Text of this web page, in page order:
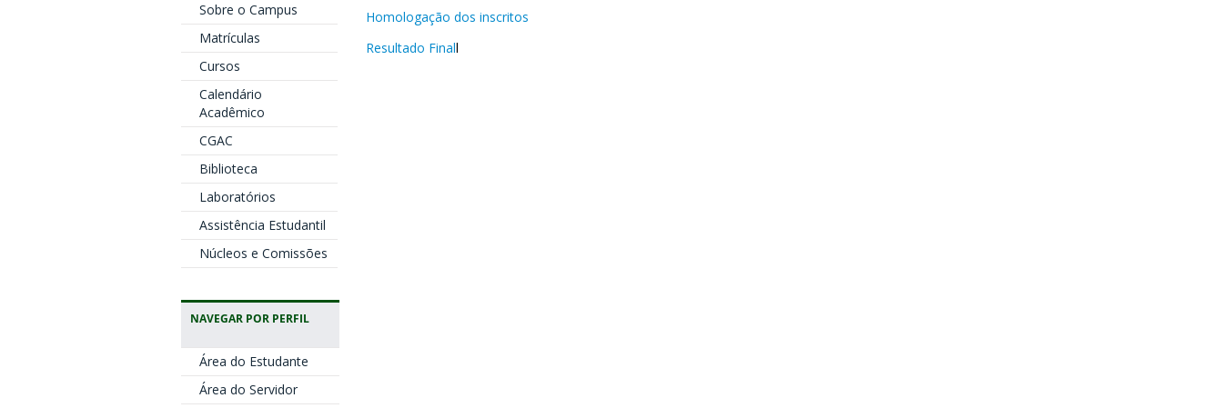
Sobre o Campus
Matrículas
Cursos
Calendário
Acadêmico
CGAC
Biblioteca
Laboratórios
Assistência Estudantil
Núcleos e Comissões
NAVEGAR POR PERFIL
Área do Estudante
Área do Servidor
Homologação dos inscritos
Resultado Finall